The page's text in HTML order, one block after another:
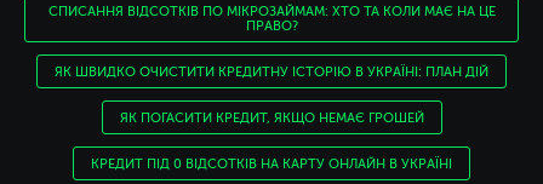
СПИСАННЯ ВІДСОТКІВ ПО МІКРОЗАЙМАМ: ХТО ТА КОЛИ МАЄ НА ЦЕ
ПРАВО?
ЯК ШВИДКО ОЧИСТИТИ КРЕДИТНУ ІСТОРІЮ В УКРАЇНІ: ПЛАН ДІЙ
ЯК ПОГАСИТИ КРЕДИТ, ЯКЩО НЕМАЄ ГРОШЕЙ
КРЕДИТ ПІД 0 ВІДСОТКІВ НА КАРТУ ОНЛАЙН В УКРАЇНІ